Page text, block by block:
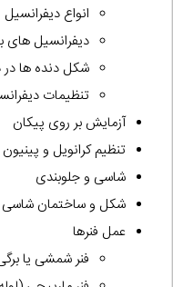
انواع دیفرانسیل
دیفرانسیل
شکل دنده ها در
تنظیمات
آزمایش بر روی پیکان
تنظیم کرانویل و پینیون
شاسی و جلوبندی
شکل و ساختمان شاسی
عمل فنرها
فنر شمشی یا